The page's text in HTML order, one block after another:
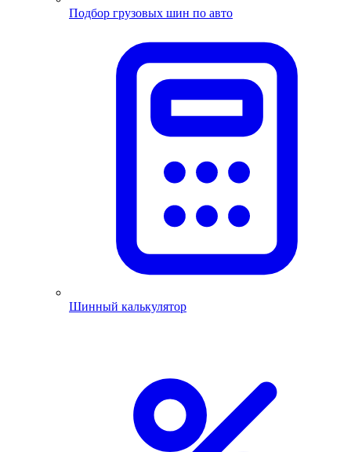
Подбор грузовых шин по авто
Шинный калькулятор